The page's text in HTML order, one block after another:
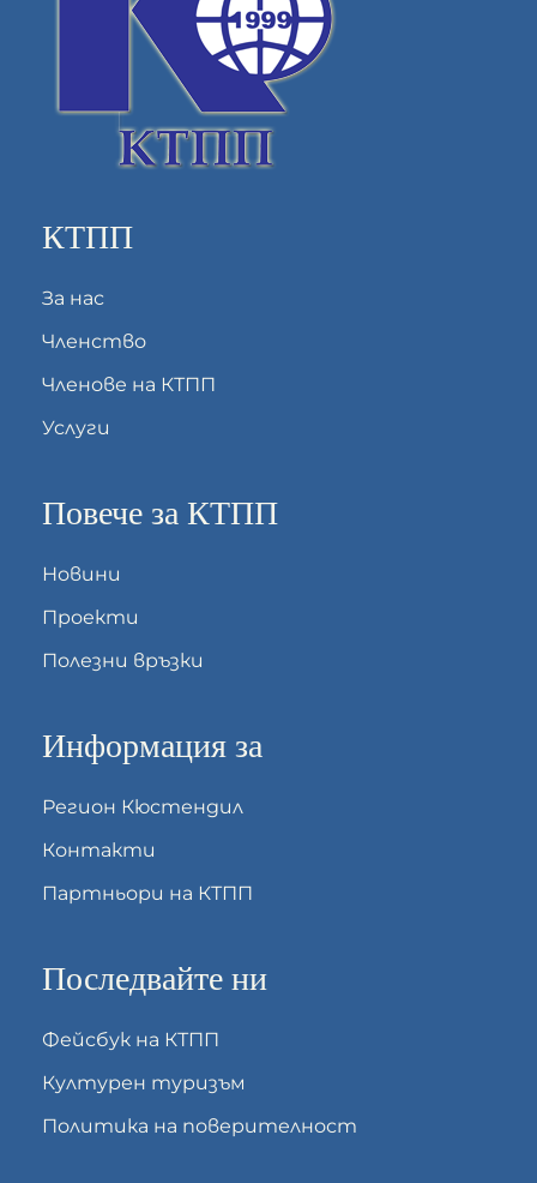
КТПП
За нас
Членство
Членове на КТПП
Услуги
Повече за КТПП
Новини
Проекти
Полезни връзки
Информация за
Регион Кюстендил
Контакти
Партньори на КТПП
Последвайте ни
Фейсбук на КТПП
Културен туризъм
Политика на поверителност